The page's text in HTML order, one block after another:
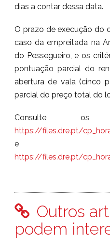
dias a contar dessa data.
O prazo de execução do
caso da empreitada na
do Pessegueiro, e os
pontuação parcial do
abertura de vala (cinco
parcial do preço total do
Consulte os
https://files.dre.pt/
e
https://files.dre.pt/
Outros
podem